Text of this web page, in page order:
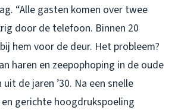
“Alle gasten komen over twee
door de telefoon. Binnen 20
hem voor de deur. Het probleem?
haren en zeepophoping in de oude
de jaren ’30. Na een snelle
gerichte hoogdrukspoeling